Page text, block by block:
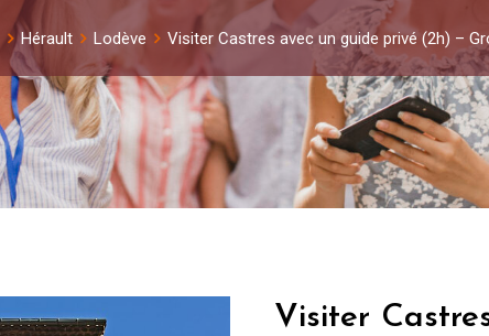
Hérault Lodève Visiter Castres avec un guide privé (2h) –
Visiter